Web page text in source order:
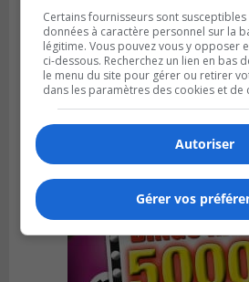
BOUCHERVILLE
Publié le 5 août 2026 à 06h54
La SQ recense 18 décès
vacances de la
Certains fournisseurs sont
données à caractère personnel sur la
légitime. Vous pouvez vous y opposer
ci-dessous. Recherchez un lien en bas
le menu du site pour gérer ou retirer
dans les paramètres des cookies et de
Autoriser
Gérer vos